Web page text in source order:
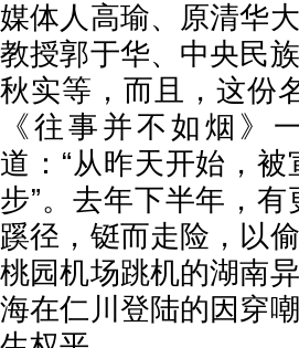
媒体人高瑜、原清华
教授郭于华、中央民
秋实等，而且，这份
《往事并不如烟》
道：“从昨天开始，
步”。去年下半年，
蹊径，铤而走险，以
桃园机场跳机的湖南
海在仁川登陆的因穿